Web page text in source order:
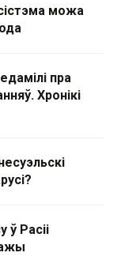
можа
пра
Хронікі
ў Расіі